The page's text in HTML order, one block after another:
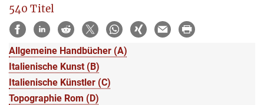
540 Titel
Allgemeine Handbücher (A)
Italienische Kunst (B)
Italienische Künstler (C)
Topographie Rom (D)